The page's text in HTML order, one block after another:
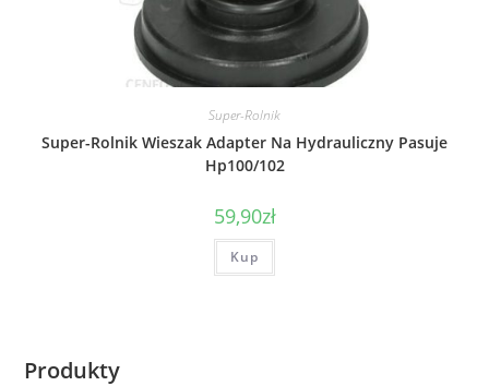
Super-Rolnik
Super-Rolnik Wieszak Adapter Na Hydrauliczny Pasuje
Hp100/102
59,90zł
Kup
Produkty